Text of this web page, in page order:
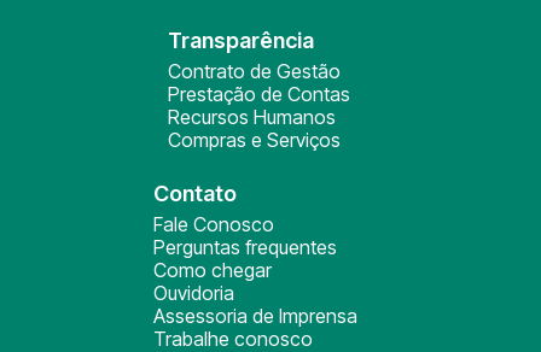
Transparência
Contrato de Gestão
Prestação de Contas
Recursos Humanos
Compras e Serviços
Contato
Fale Conosco
Perguntas frequentes
Como chegar
Ouvidoria
Assessoria de Imprensa
Trabalhe conosco